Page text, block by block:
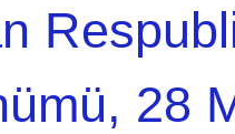
28